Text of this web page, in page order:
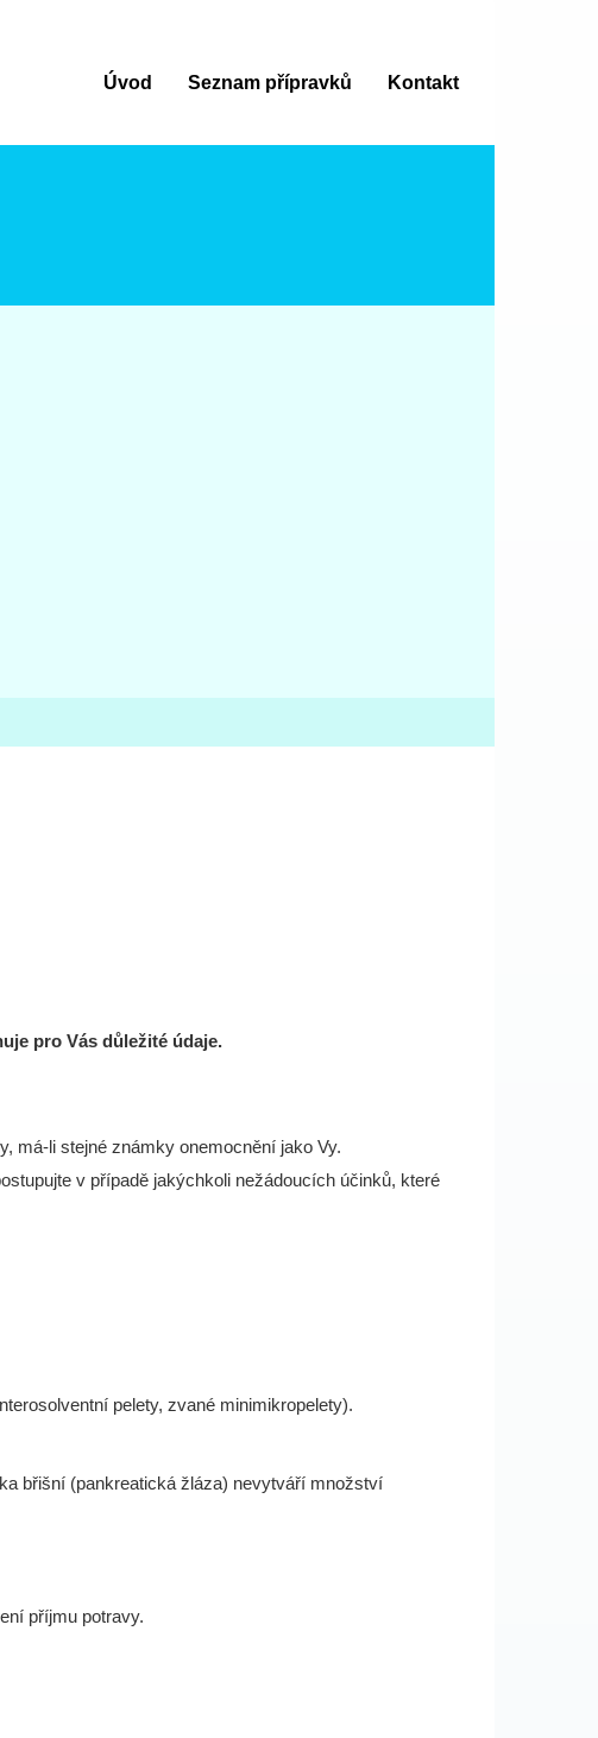
Úvod Seznam přípravků Kontakt
pro Vás důležité údaje.
má-li stejné známky onemocnění jako Vy.
v případě jakýchkoli nežádoucích účinků, které
pelety, zvané minimikropelety).
břišní (pankreatická žláza) nevytváří množství
příjmu potravy.